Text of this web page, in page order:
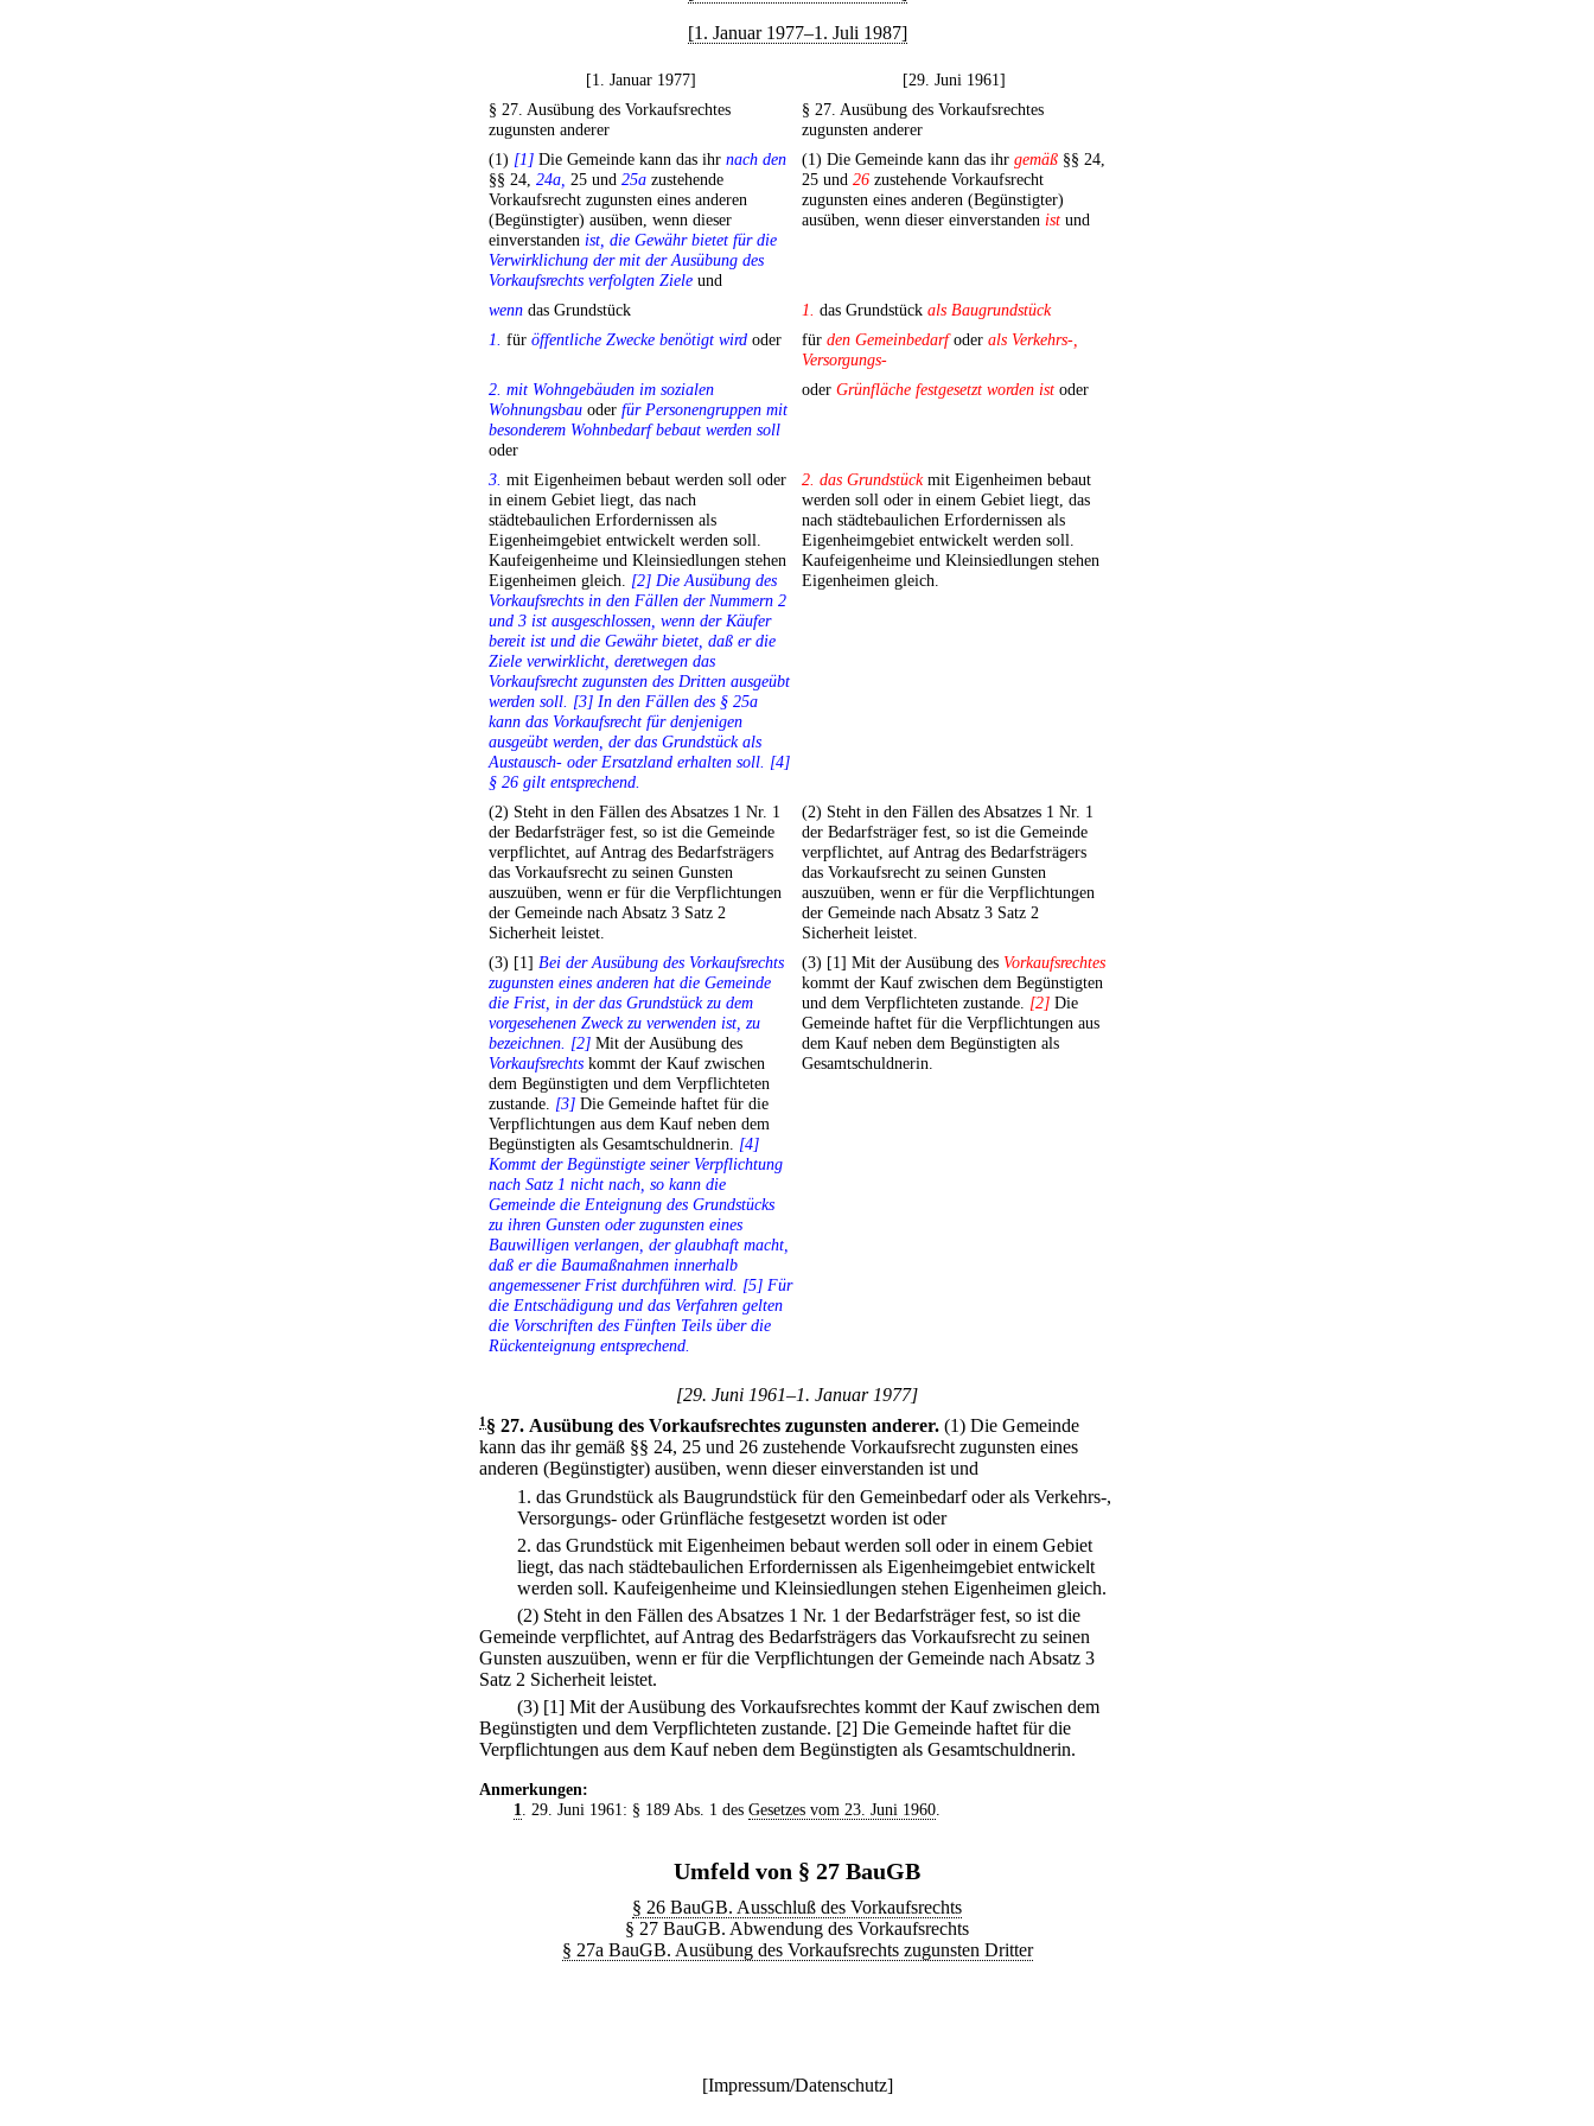
[1. Januar 1977–1. Juli 1987]
[1. Januar 1977]
[29. Juni 1961]
§ 27. Ausübung des Vorkaufsrechtes
zugunsten anderer
§ 27. Ausübung des Vorkaufsrechtes
zugunsten anderer
(1) [1] Die Gemeinde kann das ihr nach den
§§ 24, 24a, 25 und 25a zustehende
Vorkaufsrecht zugunsten eines anderen
(Begünstigter) ausüben, wenn dieser
einverstanden ist, die Gewähr bietet für die
Verwirklichung der mit der Ausübung des
Vorkaufsrechts verfolgten Ziele und
(1) Die Gemeinde kann das ihr gemäß §§ 24,
25 und 26 zustehende Vorkaufsrecht
zugunsten eines anderen (Begünstigter)
ausüben, wenn dieser einverstanden ist und
wenn das Grundstück 1. das Grundstück als Baugrundstück
1. für öffentliche Zwecke benötigt wird oder für den Gemeinbedarfoder als Verkehrs-,
Versorgungs-
2. mit Wohngebäuden im sozialen
Wohnungsbau oder für Personengruppen mit
besonderem Wohnbedarf bebaut werden soll
oder
oder Grünfläche festgesetzt worden ist oder
3. mit Eigenheimen bebaut werden soll oder
in einem Gebiet liegt, das nach
städtebaulichen Erfordernissen als
Eigenheimgebiet entwickelt werden soll.
Kaufeigenheime und Kleinsiedlungen stehen
Eigenheimen gleich. [2] Die Ausübung des
Vorkaufsrechts in den Fällen der Nummern 2
und 3 ist ausgeschlossen, wenn der Käufer
bereit ist und die Gewähr bietet, daß er die
Ziele verwirklicht, deretwegen das
Vorkaufsrecht zugunsten des Dritten ausgeübt
werden soll. [3] In den Fällen des § 25a
kann das Vorkaufsrecht für denjenigen
ausgeübt werden, der das Grundstück als
Austausch- oder Ersatzland erhalten soll. [4]
§ 26 gilt entsprechend.
2. das Grundstückmit Eigenheimen bebaut
werden soll oder in einem Gebiet liegt, das
nach städtebaulichen Erfordernissen als
Eigenheimgebiet entwickelt werden soll.
Kaufeigenheime und Kleinsiedlungen stehen
Eigenheimen gleich.
(2) Steht in den Fällen des Absatzes 1 Nr. 1
der Bedarfsträger fest, so ist die Gemeinde
verpflichtet, auf Antrag des Bedarfsträgers
das Vorkaufsrecht zu seinen Gunsten
auszuüben, wenn er für die Verpflichtungen
der Gemeinde nach Absatz 3 Satz 2
Sicherheit leistet.
(2) Steht in den Fällen des Absatzes 1 Nr. 1
der Bedarfsträger fest, so ist die Gemeinde
verpflichtet, auf Antrag des Bedarfsträgers
das Vorkaufsrecht zu seinen Gunsten
auszuüben, wenn er für die Verpflichtungen
der Gemeinde nach Absatz 3 Satz 2
Sicherheit leistet.
(3) [1] Bei der Ausübung des Vorkaufsrechts
zugunsten eines anderen hat die Gemeinde
die Frist, in der das Grundstück zu dem
vorgesehenen Zweck zu verwenden ist, zu
bezeichnen. [2] Mit der Ausübung des
Vorkaufsrechts kommt der Kauf zwischen
dem Begünstigten und dem Verpflichteten
zustande. [3] Die Gemeinde haftet für die
Verpflichtungen aus dem Kauf neben dem
Begünstigten als Gesamtschuldnerin. [4]
Kommt der Begünstigte seiner Verpflichtung
nach Satz 1 nicht nach, so kann die
Gemeinde die Enteignung des Grundstücks
zu ihren Gunsten oder zugunsten eines
Bauwilligen verlangen, der glaubhaft macht,
daß er die Baumaßnahmen innerhalb
angemessener Frist durchführen wird. [5] Für
die Entschädigung und das Verfahren gelten
die Vorschriften des Fünften Teils über die
Rückenteignung entsprechend.
(3) [1] Mit der Ausübung des Vorkaufsrechtes
kommt der Kauf zwischen dem Begünstigten
und dem Verpflichteten zustande. [2] Die
Gemeinde haftet für die Verpflichtungen aus
dem Kauf neben dem Begünstigten als
Gesamtschuldnerin.
[29. Juni 1961–1. Januar 1977]
1§ 27. Ausübung des Vorkaufsrechtes zugunsten anderer. (1) Die Gemeinde
kann das ihr gemäß §§ 24, 25 und 26 zustehende Vorkaufsrecht zugunsten eines
anderen (Begünstigter) ausüben, wenn dieser einverstanden ist und
1. das Grundstück als Baugrundstück für den Gemeinbedarf oder als Verkehrs-,
Versorgungs- oder Grünfläche festgesetzt worden ist oder
2. das Grundstück mit Eigenheimen bebaut werden soll oder in einem Gebiet
liegt, das nach städtebaulichen Erfordernissen als Eigenheimgebiet entwickelt
werden soll. Kaufeigenheime und Kleinsiedlungen stehen Eigenheimen gleich.
(2) Steht in den Fällen des Absatzes 1 Nr. 1 der Bedarfsträger fest, so ist die
Gemeinde verpflichtet, auf Antrag des Bedarfsträgers das Vorkaufsrecht zu seinen
Gunsten auszuüben, wenn er für die Verpflichtungen der Gemeinde nach Absatz 3
Satz 2 Sicherheit leistet.
(3) [1] Mit der Ausübung des Vorkaufsrechtes kommt der Kauf zwischen dem
Begünstigten und dem Verpflichteten zustande. [2] Die Gemeinde haftet für die
Verpflichtungen aus dem Kauf neben dem Begünstigten als Gesamtschuldnerin.
Anmerkungen:
1. 29. Juni 1961: § 189 Abs. 1 des Gesetzes vom 23. Juni 1960.
Umfeld von § 27 BauGB
§ 26 BauGB. Ausschluß des Vorkaufsrechts
§ 27 BauGB. Abwendung des Vorkaufsrechts
§ 27a BauGB. Ausübung des Vorkaufsrechts zugunsten Dritter
[Impressum/Datenschutz]